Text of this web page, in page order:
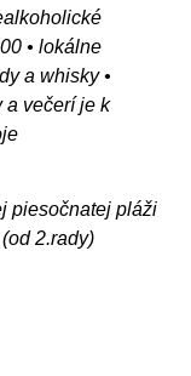
• lokálne
a whisky •
a večerí je k
piesočnatej pláži
2.rady)